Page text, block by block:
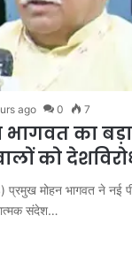
ago 0 7
भागवत का
को
प्रमुख मोहन भागवत ने नई
संदेश…